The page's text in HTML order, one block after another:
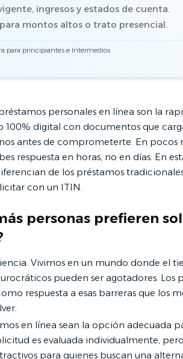
ingresos y estados de cuenta.
montos altos o trato presencial.
para principiantes e Intermedios
personales en línea son la
digital con documentos que
antes de comprometerte. En pocos
respuesta en horas, no en días. En
de los préstamos
con un ITIN.
personas prefieren
Vivimos en un mundo donde el
pueden ser agotadores. Los
respuesta a esas barreras que los
en línea sean la opción adecuada
es evaluada individualmente,
para quienes buscan una